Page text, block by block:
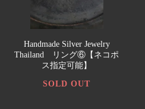
Handmade Silver Jewelry
Thailand リング⑥【ネコポ
ス指定可能】
SOLD OUT